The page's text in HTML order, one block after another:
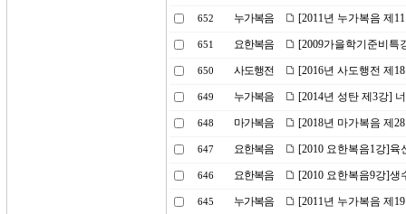
652 누가복음 [2011년 누가복음 제
651 요한복음 [2009가을학기준비특
650 사도행전 [2016년 사도행전 제
649 누가복음 [2014년 성탄 제3강]
648 마가복음 [2018년 마가복음 제
647 요한복음 [2010 요한복음1강]육
646 요한복음 [2010 요한복음9강]생
645 누가복음 [2011년 누가복음 제